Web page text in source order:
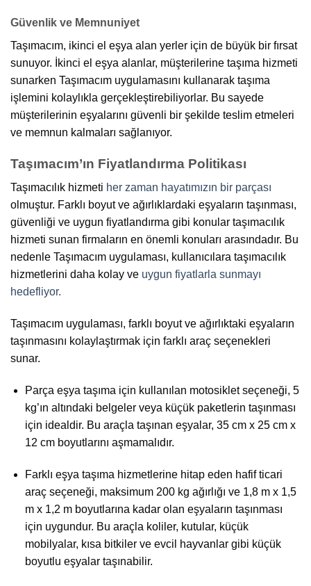
Güvenlik ve Memnuniyet
Taşımacım, ikinci el eşya alan yerler için de büyük bir fırsat
sunuyor. İkinci el eşya alanlar, müşterilerine taşıma hizmeti
sunarken Taşımacım uygulamasını kullanarak taşıma
işlemini kolaylıkla gerçekleştirebiliyorlar. Bu sayede
müşterilerinin eşyalarını güvenli bir şekilde teslim etmeleri
ve memnun kalmaları sağlanıyor.
Taşımacım’ın Fiyatlandırma Politikası
Taşımacılık hizmeti her zaman hayatımızın bir parçası
olmuştur. Farklı boyut ve ağırlıklardaki eşyaların taşınması,
güvenliği ve uygun fiyatlandırma gibi konular taşımacılık
hizmeti sunan firmaların en önemli konuları arasındadır. Bu
nedenle Taşımacım uygulaması, kullanıcılara taşımacılık
hizmetlerini daha kolay ve uygun fiyatlarla sunmayı
hedefliyor.
Taşımacım uygulaması, farklı boyut ve ağırlıktaki eşyaların
taşınmasını kolaylaştırmak için farklı araç seçenekleri
sunar.
Parça eşya taşıma için kullanılan motosiklet seçeneği, 5
kg’ın altındaki belgeler veya küçük paketlerin taşınması
için idealdir. Bu araçla taşınan eşyalar, 35 cm x 25 cm x
12 cm boyutlarını aşmamalıdır.
Farklı eşya taşıma hizmetlerine hitap eden hafif ticari
araç seçeneği, maksimum 200 kg ağırlığı ve 1,8 m x 1,5
m x 1,2 m boyutlarına kadar olan eşyaların taşınması
için uygundur. Bu araçla koliler, kutular, küçük
mobilyalar, kısa bitkiler ve evcil hayvanlar gibi küçük
boyutlu eşyalar taşınabilir.